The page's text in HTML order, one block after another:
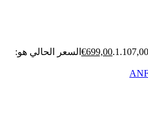
€699,00
السعر الحالي هو: